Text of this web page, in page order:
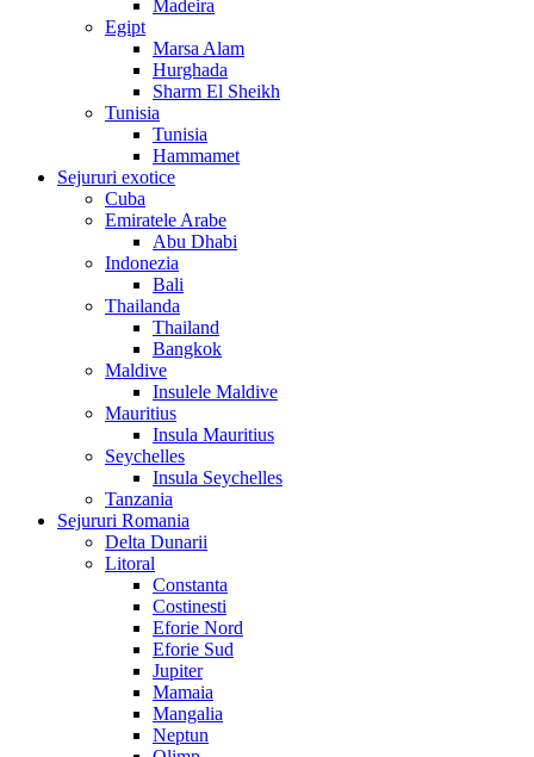
Madeira
Egipt
Marsa Alam
Hurghada
Sharm El Sheikh
Tunisia
Tunisia
Hammamet
Sejururi exotice
Cuba
Emiratele Arabe
Abu Dhabi
Indonezia
Bali
Thailanda
Thailand
Bangkok
Maldive
Insulele Maldive
Mauritius
Insula Mauritius
Seychelles
Insula Seychelles
Tanzania
Sejururi Romania
Delta Dunarii
Litoral
Constanta
Costinesti
Eforie Nord
Eforie Sud
Jupiter
Mamaia
Mangalia
Neptun